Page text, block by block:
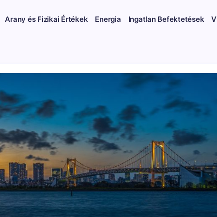
Arany és Fizikai Értékek Energia Ingatlan Befektetések